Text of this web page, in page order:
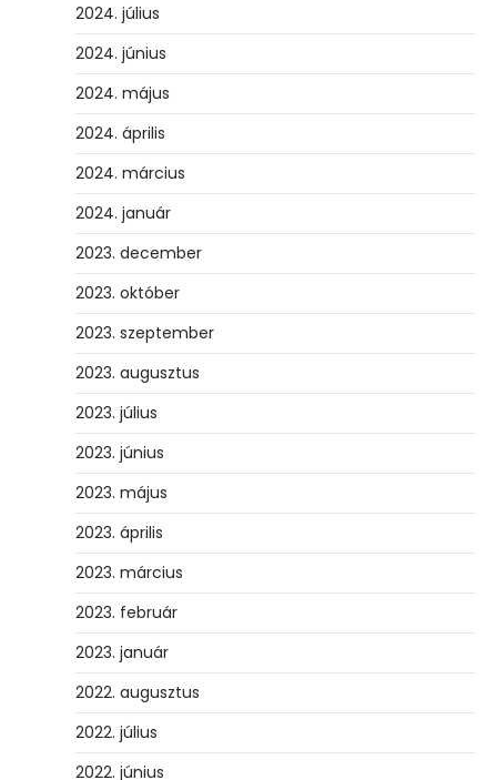
2024. július
2024. június
2024. május
2024. április
2024. március
2024. január
2023. december
2023. október
2023. szeptember
2023. augusztus
2023. július
2023. június
2023. május
2023. április
2023. március
2023. február
2023. január
2022. augusztus
2022. július
2022. június